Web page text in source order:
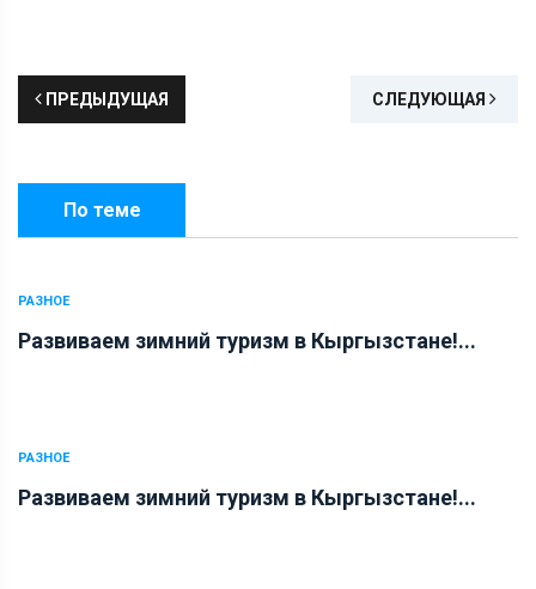
ПРЕДЫДУЩАЯ СЛЕДУЮЩАЯ
По теме
РАЗНОЕ
Развиваем зимний туризм в Кыргызстане!...
РАЗНОЕ
Развиваем зимний туризм в Кыргызстане!...